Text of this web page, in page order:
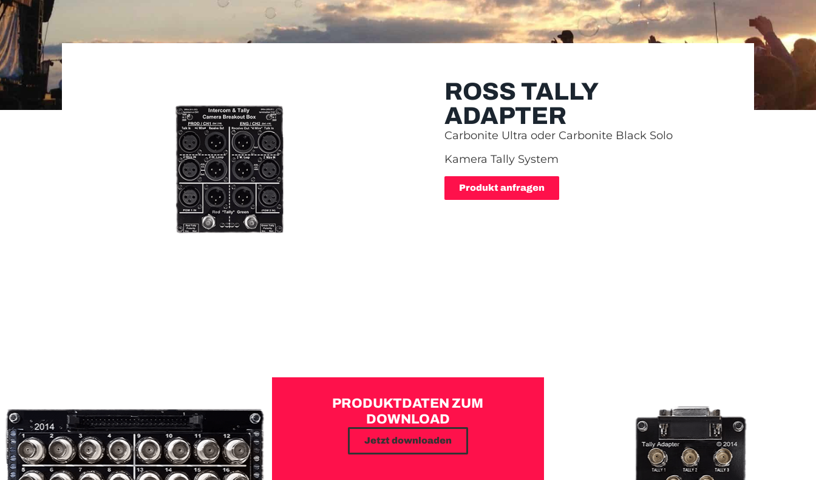
ROSS TALLY
ADAPTER
Carbonite Ultra oder Carbonite Black Solo
Kamera Tally System
Produkt anfragen
PRODUKTDATEN ZUM
DOWNLOAD
Jetzt downloaden